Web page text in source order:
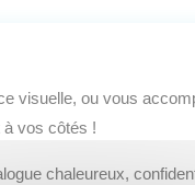
visuelle, ou vous
vos côtés !
chaleureux,